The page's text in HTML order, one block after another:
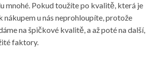
mnohé. Pokud toužíte po kvalitě, která je
nákupem u nás neprohloupíte, protože
na špičkové kvalitě, a až poté na další,
faktory.